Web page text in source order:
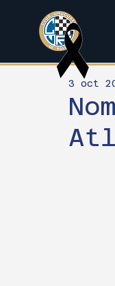
3 oct